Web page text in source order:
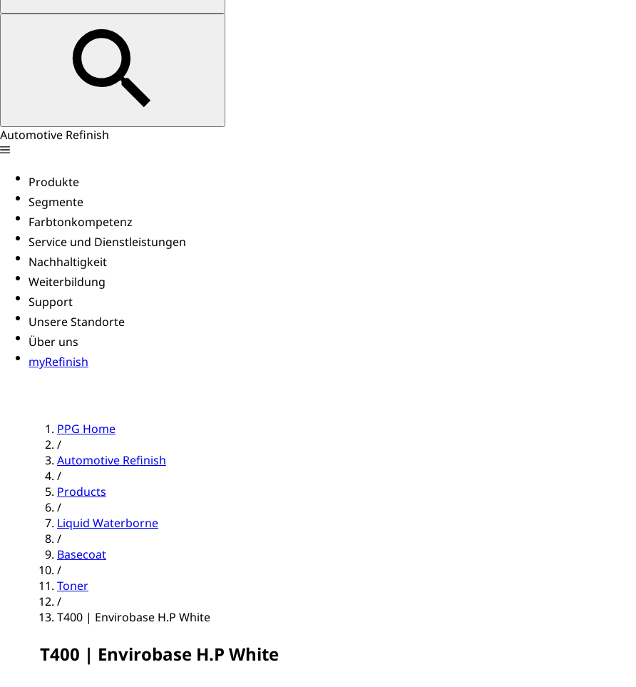
Automotive Refinish
Produkte
Segmente
Farbtonkompetenz
Service und Dienstleistungen
Nachhaltigkeit
Weiterbildung
Support
Unsere Standorte
Über uns
myRefinish
PPG Home
/
Automotive Refinish
/
Products
/
Liquid Waterborne
/
Basecoat
/
Toner
/
T400 | Envirobase H.P White
T400 | Envirobase H.P White